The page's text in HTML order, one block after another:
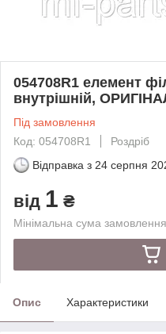
054708R1 елемент
внутрішній,
Під замовлення
Код: 054708R1
Роздріб
Відправка з 24 серпня
від 1 ₴
Мінімальна сума
Опис Характеристики